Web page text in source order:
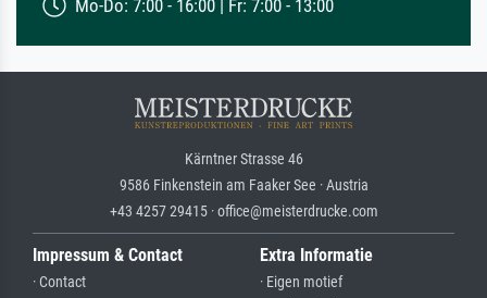
Mo-Do: 7:00 - 16:00 | Fr: 7:00 - 13:00
Kärntner Strasse 46
9586 Finkenstein am Faaker See · Austria
+43 4257 29415 · office@meisterdrucke.com
Impressum & Contact
· Contact
Extra Informatie
· Eigen motief